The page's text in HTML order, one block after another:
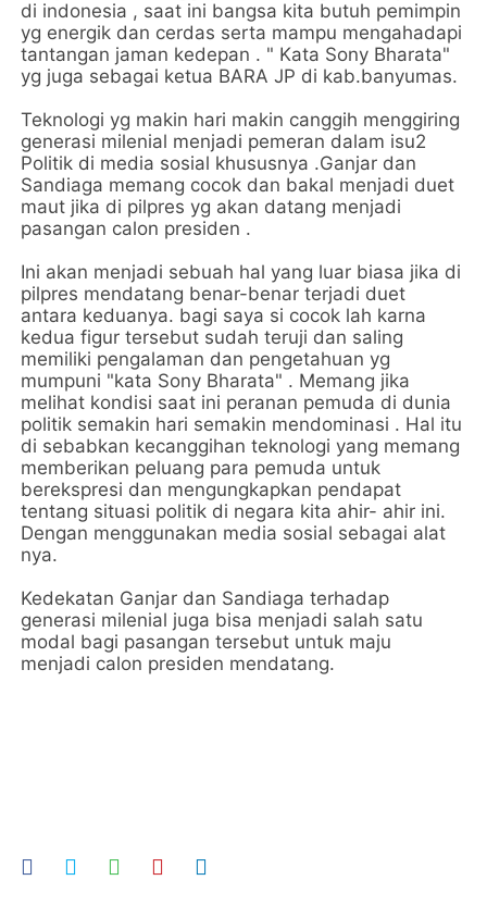
di indonesia , saat ini bangsa kita butuh pemimpin
yg energik dan cerdas serta mampu mengahadapi
tantangan jaman kedepan . " Kata Sony Bharata"
yg juga sebagai ketua BARA JP di kab.banyumas.
Teknologi yg makin hari makin canggih menggiring
generasi milenial menjadi pemeran dalam isu2
Politik di media sosial khususnya .Ganjar dan
Sandiaga memang cocok dan bakal menjadi duet
maut jika di pilpres yg akan datang menjadi
pasangan calon presiden .
Ini akan menjadi sebuah hal yang luar biasa jika di
pilpres mendatang benar-benar terjadi duet
antara keduanya. bagi saya si cocok lah karna
kedua figur tersebut sudah teruji dan saling
memiliki pengalaman dan pengetahuan yg
mumpuni "kata Sony Bharata" . Memang jika
melihat kondisi saat ini peranan pemuda di dunia
politik semakin hari semakin mendominasi . Hal itu
di sebabkan kecanggihan teknologi yang memang
memberikan peluang para pemuda untuk
berekspresi dan mengungkapkan pendapat
tentang situasi politik di negara kita ahir- ahir ini.
Dengan menggunakan media sosial sebagai alat
nya.
Kedekatan Ganjar dan Sandiaga terhadap
generasi milenial juga bisa menjadi salah satu
modal bagi pasangan tersebut untuk maju
menjadi calon presiden mendatang.